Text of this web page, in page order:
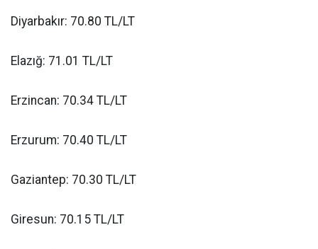
Diyarbakır: 70.80 TL/LT
Elazığ: 71.01 TL/LT
Erzincan: 70.34 TL/LT
Erzurum: 70.40 TL/LT
Gaziantep: 70.30 TL/LT
Giresun: 70.15 TL/LT